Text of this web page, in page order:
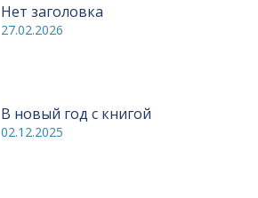
Нет заголовка
27.02.2026
В новый год с книгой
02.12.2025